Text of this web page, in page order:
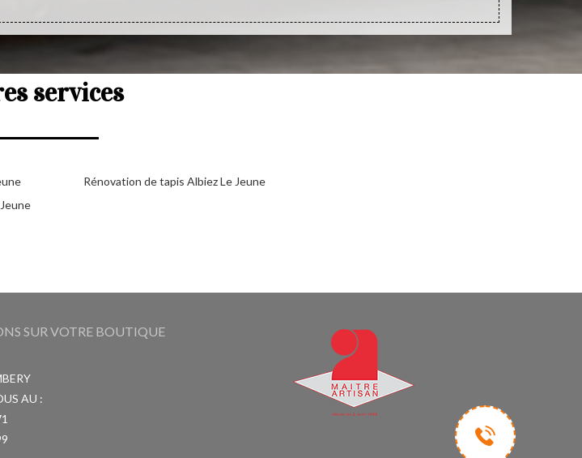
services
Rénovation de tapis Albiez Le Jeune
SUR VOTRE BOUTIQUE
AU :